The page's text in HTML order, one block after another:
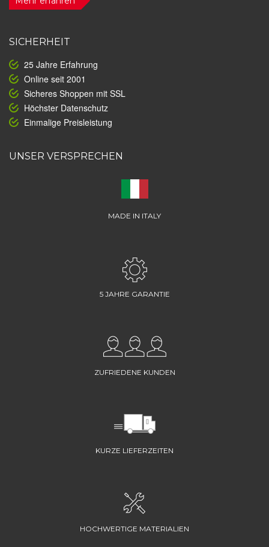
SICHERHEIT
25 Jahre Erfahrung
Online seit 2001
Sicheres Shoppen mit SSL
Höchster Datenschutz
Einmalige Preisleistung
UNSER VERSPRECHEN
MADE IN ITALY
5 JAHRE GARANTIE
ZUFRIEDENE KUNDEN
KURZE LIEFERZEITEN
HOCHWERTIGE MATERIALIEN